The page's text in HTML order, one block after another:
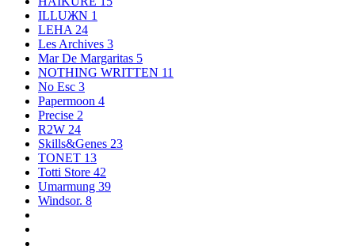
ILLUЖN 1
LEHA 24
Les Archives 3
Mar De Margaritas 5
NOTHING WRITTEN 11
No Esc 3
Papermoon 4
Precise 2
R2W 24
Skills&Genes 23
TONET 13
Totti Store 42
Umarmung 39
Windsor. 8